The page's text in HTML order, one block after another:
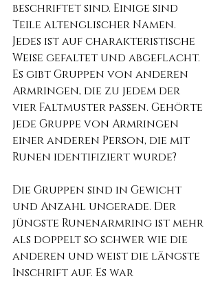
beschriftet sind. Einige sind
Teile altenglischer Namen.
Jedes ist auf charakteristische
Weise gefaltet und abgeflacht.
Es gibt Gruppen von anderen
Armringen, die zu jedem der
vier Faltmuster passen. Gehörte
jede Gruppe von Armringen
einer anderen Person, die mit
Runen identifiziert wurde?
Die Gruppen sind in Gewicht
und Anzahl ungerade. Der
jüngste Runenarmring ist mehr
als doppelt so schwer wie die
anderen und weist die längste
Inschrift auf. Es war